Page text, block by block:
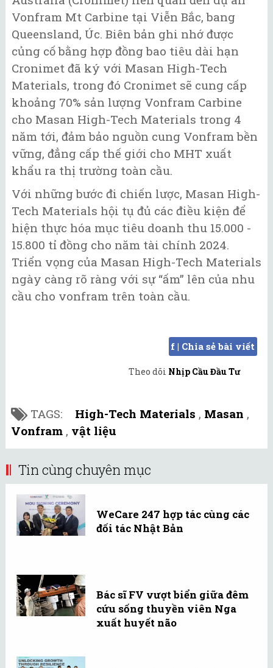
Vonfram Mt Carbine tại Viễn Bắc, bang
Queensland, Úc. Biên bản ghi nhớ được
củng cố bằng hợp đồng bao tiêu dài hạn
Cronimet đã ký với Masan High-Tech
Materials, trong đó Cronimet sẽ cung cấp
khoảng 70% sản lượng Vonfram Carbine
cho Masan High-Tech Materials trong 4
năm tới, đảm bảo nguồn cung Vonfram bền
vững, đẳng cấp thế giới cho MHT xuất
khẩu ra thị trường toàn cầu.
Với những bước đi chiến lược, Masan High-
Tech Materials hội tụ đủ các điều kiện để
hiện thực hóa mục tiêu doanh thu 15.000 -
15.800 tỉ đồng cho năm tài chính 2024.
Triển vọng của Masan High-Tech Materials
ngày càng rõ ràng với sự “ấm” lên của nhu
cầu cho vonfram trên toàn cầu.
f | Chia sẻ bài viết
Theo dõi Nhịp Cầu Đầu Tư
TAGS: High-Tech Materials , Masan ,
Vonfram , vật liệu
Tin cùng chuyên mục
WeCare 247 hợp tác cùng các
đối tác Nhật Bản
Bác sĩ FV vượt biển giữa đêm
cứu sống thuyền viên Nga
xuất huyết não